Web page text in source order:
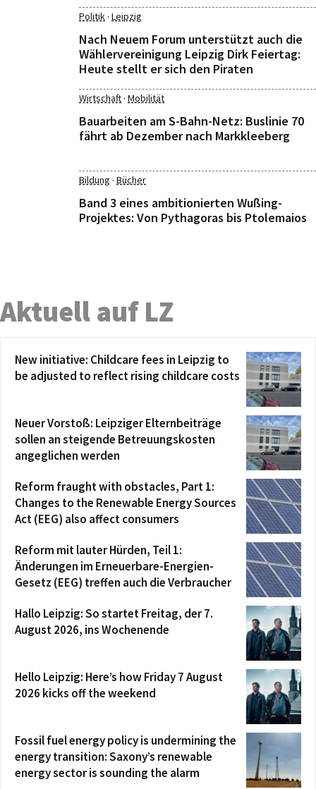
Politik· Leipzig
Nach Neuem Forum unterstützt auch die
Wählervereinigung Leipzig Dirk Feiertag:
Heute stellt er sich den Piraten
Wirtschaft· Mobilität
Bauarbeiten am S-Bahn-Netz: Buslinie 70
fährt ab Dezember nach Markkleeberg
Bildung · Bücher
Band 3 eines ambitionierten Wußing-
Projektes: Von Pythagoras bis Ptolemaios
Aktuell auf LZ
New initiative: Childcare fees in Leipzig to
be adjusted to reflect rising childcare costs
Neuer Vorstoß: Leipziger Elternbeiträge
sollen an steigende Betreuungskosten
angeglichen werden
Reform fraught with obstacles, Part 1:
Changes to the Renewable Energy Sources
Act (EEG) also affect consumers
Reform mit lauter Hürden, Teil 1:
Änderungen im Erneuerbare-Energien-
Gesetz (EEG) treffen auch die Verbraucher
Hallo Leipzig: So startet Freitag, der 7.
August 2026, ins Wochenende
Hello Leipzig: Here’s how Friday 7 August
2026 kicks off the weekend
Fossil fuel energy policy is undermining the
energy transition: Saxony’s renewable
energy sector is sounding the alarm